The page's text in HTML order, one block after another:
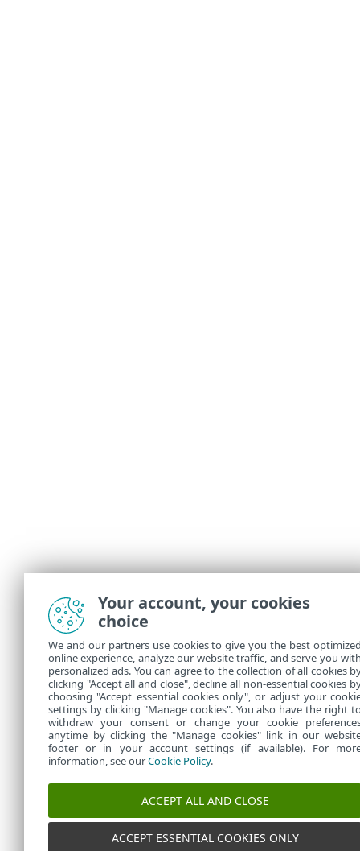
Your account, your cookies
choice
We and our partners use cookies to give you the best
online experience, analyze our website traffic, and serve you
personalized ads. You can agree to the collection of all cookies
clicking "Accept all and close", decline all non-essential cookies
choosing "Accept essential cookies only", or adjust your
settings by clicking "Manage cookies". You also have the right
withdraw your consent or change your cookie
anytime by clicking the "Manage cookies" link in our
footer or in your account settings (if available). For
information, see ourCookie Policy.
ACCEPT ALL AND CLOSE
ACCEPT ESSENTIAL COOKIES ONLY